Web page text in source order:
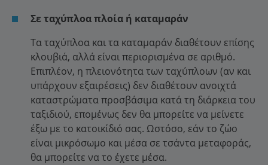
Σε ταχύπλοα πλοία ή καταμαράν
Τα ταχύπλοα και τα καταμαράν διαθέτουν επίσης
κλουβιά, αλλά είναι περιορισμένα σε αριθμό.
Επιπλέον, η πλειονότητα των ταχύπλοων (αν και
υπάρχουν εξαιρέσεις) δεν διαθέτουν ανοιχτά
καταστρώματα προσβάσιμα κατά τη διάρκεια του
ταξιδιού, επομένως δεν θα μπορείτε να μείνετε
έξω με το κατοικίδιό σας. Ωστόσο, εάν το ζώο
είναι μικρόσωμο και μέσα σε τσάντα μεταφοράς,
θα μπορείτε να το έχετε μέσα.